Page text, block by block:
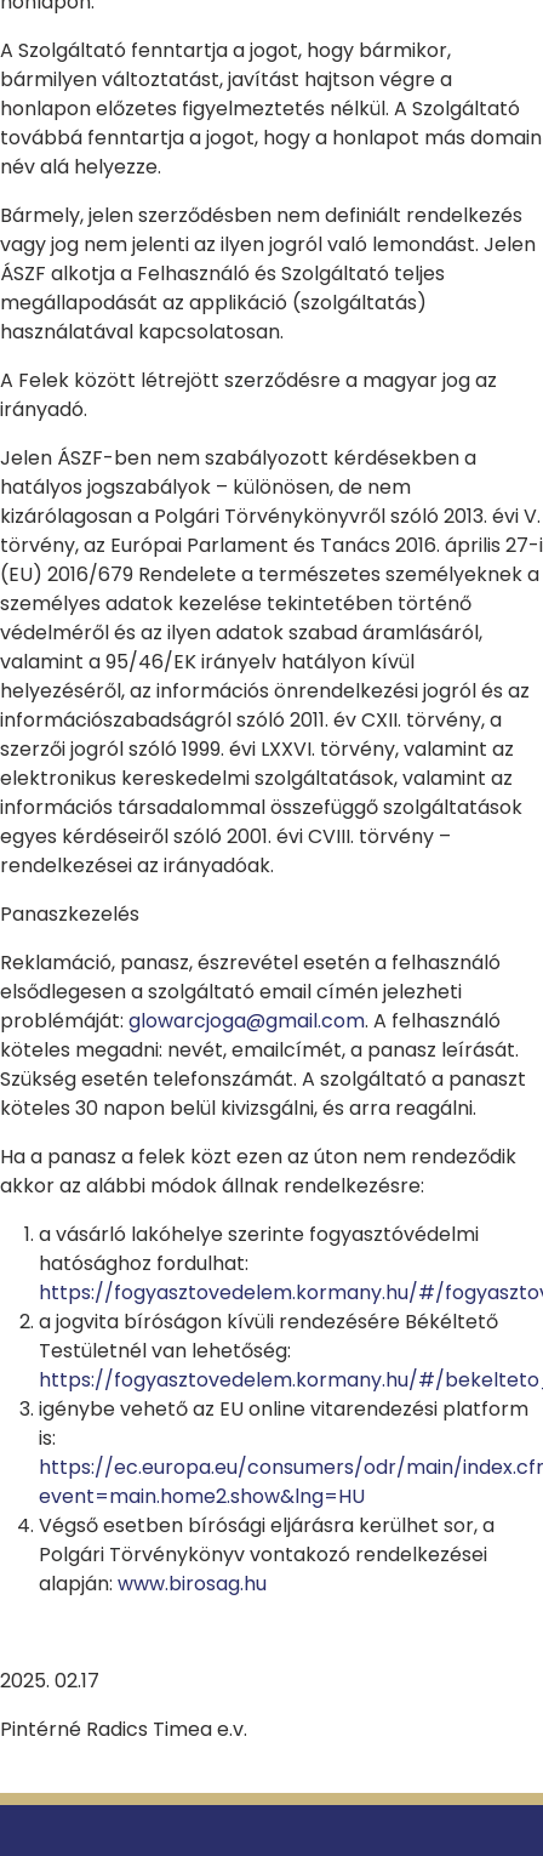
A Szolgáltató fenntartja a jogot, hogy bármikor,
bármilyen változtatást, javítást hajtson végre a
honlapon előzetes figyelmeztetés nélkül. A Szolgáltató
továbbá fenntartja a jogot, hogy a honlapot más domain
név alá helyezze.
Bármely, jelen szerződésben nem definiált rendelkezés
vagy jog nem jelenti az ilyen jogról való lemondást. Jelen
ÁSZF alkotja a Felhasználó és Szolgáltató teljes
megállapodását az applikáció (szolgáltatás)
használatával kapcsolatosan.
A Felek között létrejött szerződésre a magyar jog az
irányadó.
Jelen ÁSZF-ben nem szabályozott kérdésekben a
hatályos jogszabályok – különösen, de nem
kizárólagosan a Polgári Törvénykönyvről szóló 2013. évi V.
törvény, az Európai Parlament és Tanács 2016. április 27-i
(EU) 2016/679 Rendelete a természetes személyeknek a
személyes adatok kezelése tekintetében történő
védelméről és az ilyen adatok szabad áramlásáról,
valamint a 95/46/EK irányelv hatályon kívül
helyezéséről, az információs önrendelkezési jogról és az
információszabadságról szóló 2011. év CXII. törvény, a
szerzői jogról szóló 1999. évi LXXVI. törvény, valamint az
elektronikus kereskedelmi szolgáltatások, valamint az
információs társadalommal összefüggő szolgáltatások
egyes kérdéseiről szóló 2001. évi CVIII. törvény –
rendelkezései az irányadóak.
Panaszkezelés
Reklamáció, panasz, észrevétel esetén a felhasználó
elsődlegesen a szolgáltató email címén jelezheti
problémáját: glowarcjoga@gmail.com. A felhasználó
köteles megadni: nevét, emailcímét, a panasz leírását.
Szükség esetén telefonszámát. A szolgáltató a panaszt
köteles 30 napon belül kivizsgálni, és arra reagálni.
Ha a panasz a felek közt ezen az úton nem rendeződik
akkor az alábbi módok állnak rendelkezésre:
a vásárló lakóhelye szerinte fogyasztóvédelmi
hatósághoz fordulhat:
https://fogyasztovedelem.kormany.hu/#/
a jogvita bíróságon kívüli rendezésére Békéltető
Testületnél van lehetőség:
https://fogyasztovedelem.kormany.hu/#/
igénybe vehető az EU online vitarendezési platform
is:
https://ec.europa.eu/consumers/odr/main/
event=main.home2.show&lng=HU
Végső esetben bírósági eljárásra kerülhet sor, a
Polgári Törvénykönyv vontakozó rendelkezései
alapján: www.birosag.hu
2025. 02.17
Pintérné Radics Timea e.v.